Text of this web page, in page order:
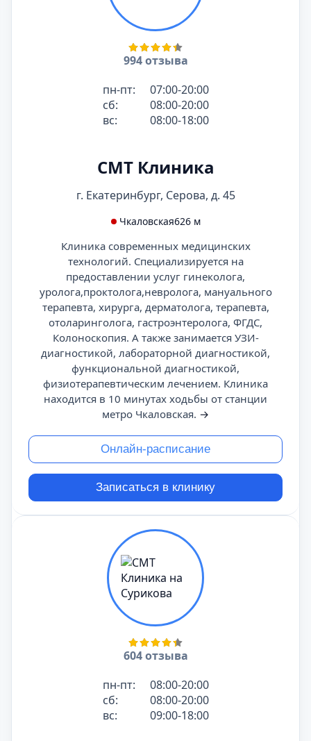
994 отзыва
пн-пт:
07:00-20:00
сб:
08:00-20:00
вс:
08:00-18:00
СМТ Клиника
г. Екатеринбург, Серова, д. 45
Чкаловская626 м
Клиника современных медицинских
технологий. Специализируется на
предоставлении услуг гинеколога,
уролога,проктолога,невролога, мануального
терапевта, хирурга, дерматолога, терапевта,
отоларинголога, гастроэнтеролога, ФГДС,
Колоноскопия. А также занимается УЗИ-
диагностикой, лабораторной диагностикой,
функциональной диагностикой,
физиотерапевтическим лечением. Клиника
находится в 10 минутах ходьбы от станции
метро Чкаловская. →
Онлайн-расписание
Записаться в клинику
604 отзыва
пн-пт:
08:00-20:00
сб:
08:00-20:00
вс:
09:00-18:00